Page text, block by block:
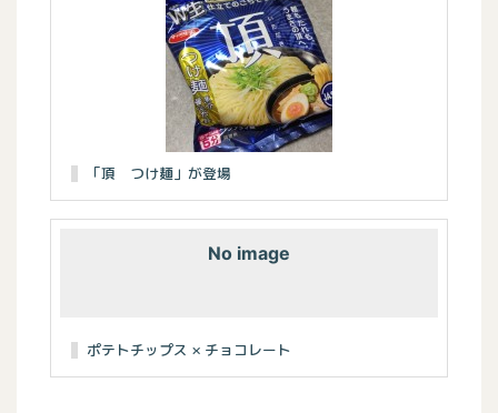
「頂 つけ麺」が登場
No image
ポテトチップス × チョコレート